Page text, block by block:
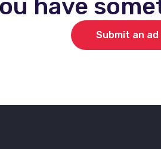
have
Submit an ad